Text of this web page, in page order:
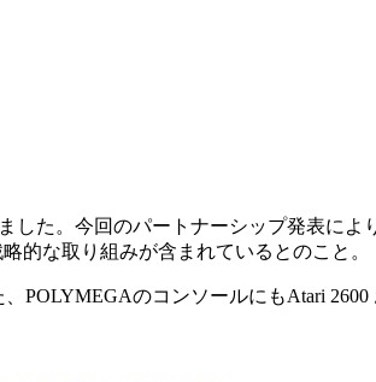
した。今回のパートナーシップ発表によ
的な取り組みが含まれているとのこと。
POLYMEGAのコンソールにもAtari 2600